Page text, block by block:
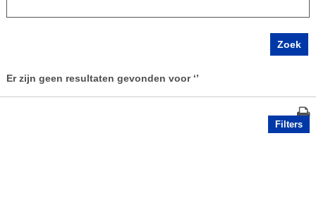
Er zijn geen resultaten gevonden voor ‘’
Filters